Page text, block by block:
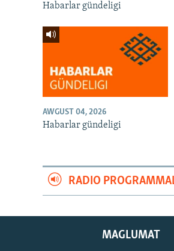
Habarlar gündeligi
AWGUST 04, 2026
Habarlar gündeligi
RADIO
MAGLUMAT